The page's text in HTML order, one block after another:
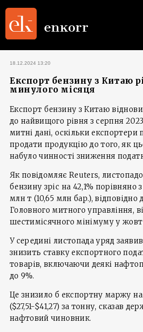
18.12.2024 13:20
Експорт бензину з Китаю
минулого місяця
Експорт бензину з Китаю
до найвищого рівня з серпня
митні дані, оскільки експортери
продати продукцію до того, як
набуло чинності зниження
Як повідомляє Reuters,
бензину зріс на 42,1% порівняно
млн т (10,65 млн бар.), відповідно
Головного митного управління,
шестимісячного мінімуму у
У середині листопада уряд
знизить ставку експортного
товарів, включаючи деякі
до 9%.
Це знизило б експортну маржу
($27,51-$41,27) за тонну, сказав
нафтовий чиновник.